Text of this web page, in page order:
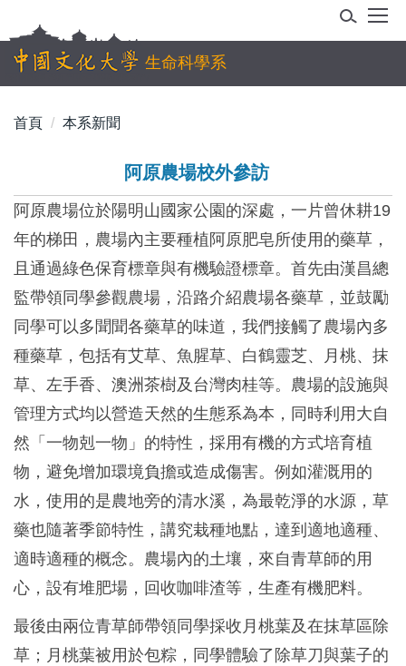
到
主
容
生命科學系
首頁 本系新聞
阿原農場校外參訪
阿原農場位於陽明山國家公園的深處，一片曾休耕19
年的梯田，農場內主要種植阿原肥皂所使用的藥草，
且通過綠色保育標章與有機驗證標章。首先由漢昌總
監帶領同學參觀農場，沿路介紹農場各藥草，並鼓勵
同學可以多聞聞各藥草的味道，我們接觸了農場內多
種藥草，包括有艾草、魚腥草、白鶴靈芝、月桃、抹
草、左手香、澳洲茶樹及台灣肉桂等。農場的設施與
管理方式均以營造天然的生態系為本，同時利用大自
然「一物剋一物」的特性，採用有機的方式培育植
物，避免增加環境負擔或造成傷害。例如灌溉用的
水，使用的是農地旁的清水溪，為最乾淨的水源，草
藥也隨著季節特性，講究栽種地點，達到適地適種、
適時適種的概念。農場內的土壤，來自青草師的用
心，設有堆肥場，回收咖啡渣等，生產有機肥料。
最後由兩位青草師帶領同學採收月桃葉及在抹草區除
草；月桃葉被用於包粽，同學體驗了除草刀與葉子的